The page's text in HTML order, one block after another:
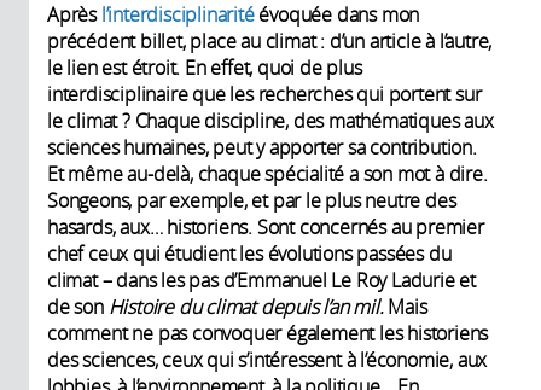
Aprèsl’interdisciplinaritéévoquée dans mon
précédent billet, place au climat : d’un article à l’autre,
le lien est étroit. En effet, quoi de plus
interdisciplinaire que les recherches qui portent sur
le climat ? Chaque discipline, des mathématiques aux
sciences ­humaines, peut y apporter sa contribution.
Et même au-delà, chaque spécialité a son mot à dire.
Songeons, par exemple, et par le plus neutre des
hasards, aux… historiens. Sont concernés au premier
chef ceux qui étudient les évolutions passées du
climat – dans les pas d’Emmanuel Le Roy Ladurie et
de son Histoire du climat depuis l’an mil.Mais
comment ne pas convoquer également les historiens
des sciences, ceux qui s’intéressent à l’économie, aux